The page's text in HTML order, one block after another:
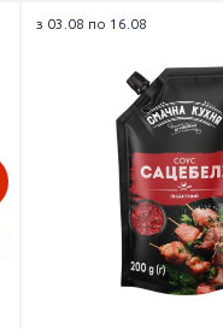
з 03.08 по 16.08